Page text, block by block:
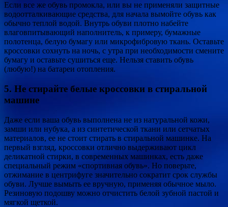
Если все же обувь промокла, или вы не применяли защитные
водоотталкивающие средства, для начала вымойте обувь как
обычно теплой водой. Внутрь обуви плотно набейте
влаговпитывающий наполнитель, к примеру, бумажные
полотенца, белую бумагу или микрофибровую ткань. Оставьте
кроссовки сохнуть на ночь, с утра при необходимости смените
бумагу и оставьте сушиться еще. Нельзя ставить обувь
(любую!) на батареи отопления.
5. Не стирайте белые кроссовки в стиральной
машине
Даже если ваша обувь выполнена не из натуральной кожи,
замши или нубука, а из синтетической ткани или сетчатых
материалов, ее не стоит стирать в стиральной машинке. На
первый взгляд, кроссовки отлично выдерживают цикл
деликатной стирки, в современных машинках, есть даже
специальный режим «спортивная обувь». Но поверьте,
отжимание в центрифуге значительно сократит срок службы
обуви. Лучше вымыть ее вручную, применяя обычное мыло.
Резиновую подошву можно отчистить белой зубной пастой и
мягкой щеткой.